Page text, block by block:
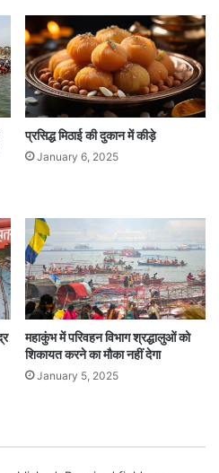
प्रसिद्ध मिठाई की दुकान में कीड़े
January 6, 2025
महाकुंभ में परिवहन विभाग श्रद्धालुओं को
शिकायत करने का मौका नहीं देगा
January 5, 2025